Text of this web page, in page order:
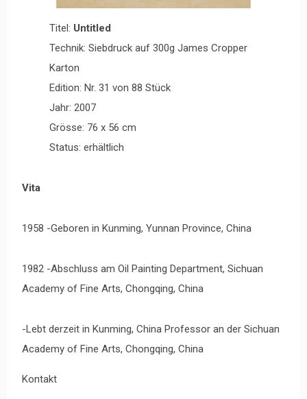
Titel: Untitled
Technik: Siebdruck auf 300g James Cropper
Karton
Edition: Nr. 31 von 88 Stück
Jahr: 2007
Grösse: 76 x 56 cm
Status: erhältlich
Vita
1958 -Geboren in Kunming, Yunnan Province, China
1982 -Abschluss am Oil Painting Department, Sichuan
Academy of Fine Arts, Chongqing, China
-Lebt derzeit in Kunming, China Professor an der Sichuan
Academy of Fine Arts, Chongqing, China
Kontakt